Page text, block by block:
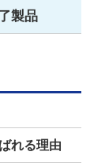
製品
れる理由